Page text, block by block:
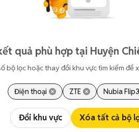
quả phù hợp tại Huyện
bộ lọc hoặc thay đổi khu vực tìm kiếm để
Điện thoại ZTE Nubia Flip3
Đổi khu vực Xóa tất cả bộ